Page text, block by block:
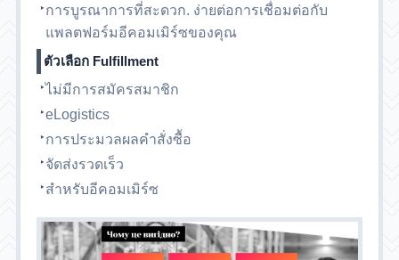
การบูรณาการที่สะดวก. ง่ายต่อการเชื่อมต่อกับ
แพลตฟอร์มอีคอมเมิร์ซของคุณ
ตัวเลือก Fulfillment
ไม่มีการสมัครสมาชิก
eLogistics
การประมวลผลคำสั่งซื้อ
จัดส่งรวดเร็ว
สำหรับอีคอมเมิร์ซ